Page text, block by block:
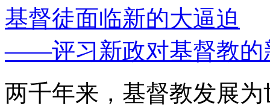
基督徒面临新的大逼迫
——评习新政对基督教的
两千年来，基督教发展